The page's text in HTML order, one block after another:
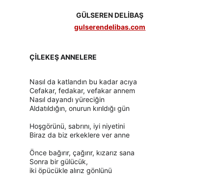
ÇİLEKEŞ ANNELERE
Nasıl da katlandın bu kadar acıya
Cefakar, fedakar, vefakar annem
Nasıl dayandı yüreciğin
Aldatıldığın, onurun kırıldığı gün
Hoşgörünü, sabrını, iyi niyetini
Biraz da biz erkeklere ver anne
Önce bağırır, çağırır, kızarız sana
Sonra bir gülücük,
iki öpücükle alırız gönlünü
GÜLSEREN DELİBAŞ
gulserendelibas.com